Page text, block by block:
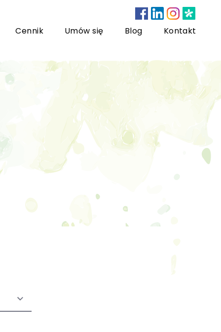
Cennik Umów się Blog Kontakt
bariatryczne
dzieci i młodzieży
rodzinna
Trening Umiejętności Społecznych dla dzieci i